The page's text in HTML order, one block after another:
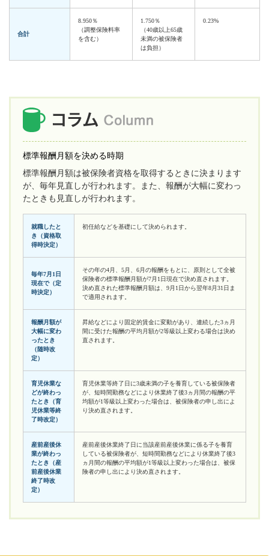
合計
8.950％
（調整保険料率
を含む）
1.750％
（40歳以上65歳
未満の被保険者
は負担）
0.23%
標準報酬月額を決める時期
標準報酬月額は被保険者資格を取得するときに決まります
が、毎年見直しが行われます。また、報酬が大幅に変わっ
たときも見直しが行われます。
就職したと
き（資格取
得時決定）
初任給などを基礎にして決められます。
毎年7月1日
現在で（定
時決定）
その年の4月、5月、6月の報酬をもとに、原則として全被
保険者の標準報酬月額が7月1日現在で決め直されます。
決め直された標準報酬月額は、9月1日から翌年8月31日ま
で適用されます。
報酬月額が
大幅に変わ
ったとき
（随時改
定）
昇給などにより固定的賃金に変動があり、連続した3ヵ月
間に受けた報酬の平均月額が2等級以上変わる場合は決め
直されます。
育児休業な
どが終わっ
たとき（育
児休業等終
了時改定）
育児休業等終了日に3歳未満の子を養育している被保険者
が、短時間勤務などにより休業終了後3ヵ月間の報酬の平
均額が1等級以上変わった場合は、被保険者の申し出によ
り決め直されます。
産前産後休
業が終わっ
たとき（産
前産後休業
終了時改
定）
産前産後休業終了日に当該産前産後休業に係る子を養育
している被保険者が、短時間勤務などにより休業終了後3
ヵ月間の報酬の平均額が1等級以上変わった場合は、被保
険者の申し出により決め直されます。